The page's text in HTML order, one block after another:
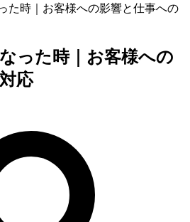
た時｜お客様への影響と仕事への
った時｜お客様への
応